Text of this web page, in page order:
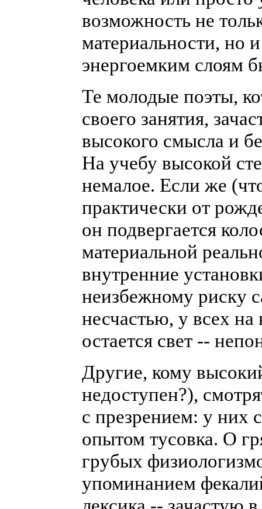
возможность не
материальности, но
энергоемким слоям
Те молодые поэты,
своего занятия,
высокого смысла и
На учебу высокой
немалое. Если же
практически от
он подвергается
материальной
внутренние
неизбежному риску
несчастью, у всех на
остается свет --
Другие, кому
недоступен?),
с презрением: у них
опытом тусовка. О
грубых
упоминанием